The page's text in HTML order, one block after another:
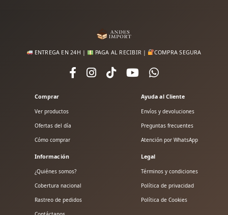
ENTREGA EN 24H | PAGA AL RECIBIR | COMPRA SEGURA
Comprar
Ver productos
Ofertas del día
Cómo comprar
Ayuda al Cliente
Envíos y devoluciones
Preguntas frecuentes
Atención por WhatsApp
Información
¿Quiénes somos?
Cobertura nacional
Rastreo de pedidos
Legal
Términos y condiciones
Política de privacidad
Política de Cookies